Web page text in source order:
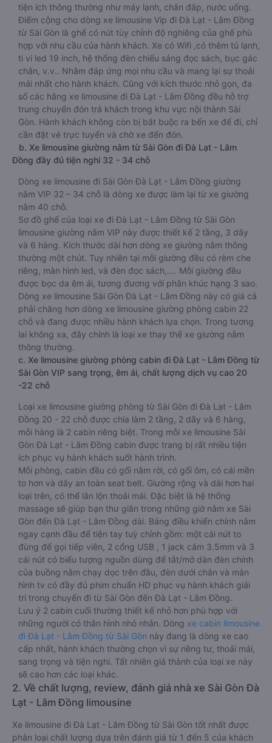
tiện ích thông thường như máy lạnh, chăn đắp, nước uống.
Điểm cộng cho dòng xe limousine Vip đi Đà Lạt - Lâm Đồng
từ Sài Gòn là ghế có nút tùy chỉnh độ nghiêng của ghế phù
hợp với nhu cầu của hành khách. Xe có Wifi ,có thêm tủ lạnh,
ti vi led 19 inch, hệ thống đèn chiếu sáng đọc sách, bục gác
chân, v.v.. Nhằm đáp ứng mọi nhu cầu và mang lại sự thoải
mái nhất cho hành khách. Cũng với kích thước nhỏ gọn, đa
số các hãng xe limousine đi Đà Lạt - Lâm Đồng đều hỗ trợ
trung chuyển đón trả khách trong khu vực nội thành Sài
Gòn. Hành khách không còn bị bắt buộc ra bến xe để đi, chỉ
cần đặt vé trực tuyến và chờ xe đến đón.
b. Xe limousine giường nằm từ Sài Gòn đi Đà Lạt - Lâm
Đồng đầy đủ tiện nghi 32 - 34 chỗ
Dòng xe limousine đi Sài Gòn Đà Lạt - Lâm Đồng giường
nằm VIP 32 – 34 chỗ là dòng xe được làm lại từ xe giường
nằm 40 chỗ.
Sơ đồ ghế của loại xe đi Đà Lạt - Lâm Đồng từ Sài Gòn
limousine giường nằm VIP này được thiết kế 2 tầng, 3 dãy
và 6 hàng. Kích thước dài hơn dòng xe giường nằm thông
thường một chút. Tuy nhiên tại mỗi giường đều có rèm che
riêng, màn hình led, và đèn đọc sách,…. Mỗi giường đều
được bọc da êm ái, tương đương với phân khúc hạng 3 sao.
Dòng xe limousine Sài Gòn Đà Lạt - Lâm Đồng này có giá cả
phải chăng hơn dòng xe limousine giường phòng cabin 22
chỗ và đang được nhiều hành khách lựa chọn. Trong tương
lai không xa, đây chính là loại xe thay thế xe giường nằm
thông thường.
c. Xe limousine giường phòng cabin đi Đà Lạt - Lâm Đồng từ
Sài Gòn VIP sang trọng, êm ái, chất lượng dịch vụ cao 20
-22 chỗ
Loại xe limousine giường phòng từ Sài Gòn đi Đà Lạt - Lâm
Đồng 20 - 22 chỗ được chia làm 2 tầng, 2 dãy và 6 hàng,
mỗi hàng là 2 cabin riêng biệt. Trong mỗi xe limousine Sài
Gòn Đà Lạt - Lâm Đồng cabin được trang bị rất nhiều tiện
ích phục vụ hành khách suốt hành trình.
Mỗi phòng, cabin đều có gối nằm rời, có gối ôm, có cái mền
to hơn và dây an toàn seat belt. Giường rộng và dài hơn hai
loại trên, có thể lăn lộn thoải mái. Đặc biệt là hệ thống
massage sẽ giúp bạn thư giãn trong những giờ nằm xe Sài
Gòn đến Đà Lạt - Lâm Đồng dài. Bảng điều khiển chính nằm
ngay cạnh đầu để tiện tay tuỳ chỉnh gồm: một cái nút to
đùng để gọi tiếp viên, 2 cổng USB , 1 jack cắm 3.5mm và 3
cái nút có biểu tượng nguồn dùng để tắt/mở dàn đèn chính
của buồng nằm chạy dọc trên đầu, đèn dưới chân và màn
hình tv có đầy đủ phim chuẩn HD phục vụ hành khách giải
trí trong chuyến đi từ Sài Gòn đến Đà Lạt - Lâm Đồng.
Lưu ý 2 cabin cuối thường thiết kế nhỏ hơn phù hợp với
những người có thân hình nhỏ nhắn. Dòng xe cabin limousine
đi Đà Lạt - Lâm Đồng từ Sài Gòn này đang là dòng xe cao
cấp nhất, hành khách thường chọn vì sự riêng tư, thoải mái,
sang trọng và tiện nghi. Tất nhiên giá thành của loại xe này
sẽ cao hơn các loại khác.
2. Về chất lượng, review, đánh giá nhà xe Sài Gòn Đà
Lạt - Lâm Đồng limousine
Xe limousine đi Đà Lạt - Lâm Đồng từ Sài Gòn tốt nhất được
phân loại chất lượng dựa trên đánh giá từ 1 đến 5 của khách